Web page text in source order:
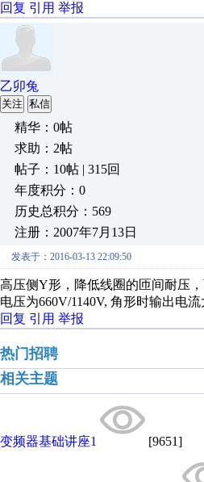
回复 引用 举报
乙卯兔
关注 私信
精华：0帖
求助：2帖
帖子：10帖 | 315回
年度积分：0
历史总积分：569
注册：2007年7月13日
发表于：2016-03-13 22:09:50
高压侧Y形，降低线圈的匝间耐压
电压为660V/1140V, 角形时输出电流
回复 引用 举报
热门招聘
相关主题
变频器基础讲座1 [9651]